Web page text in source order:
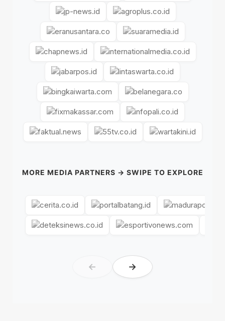
MORE MEDIA PARTNERS → SWIPE TO EXPLORE
← →